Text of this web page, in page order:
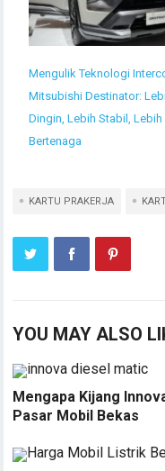
Mengulik Teknologi
Mitsubishi Destinator:
Dingin, Lebih Stabil, Lebih
Bertenaga
KARTU PRAKERJA
YOU MAY ALSO
Mengapa Kijang
Pasar Mobil Bekas